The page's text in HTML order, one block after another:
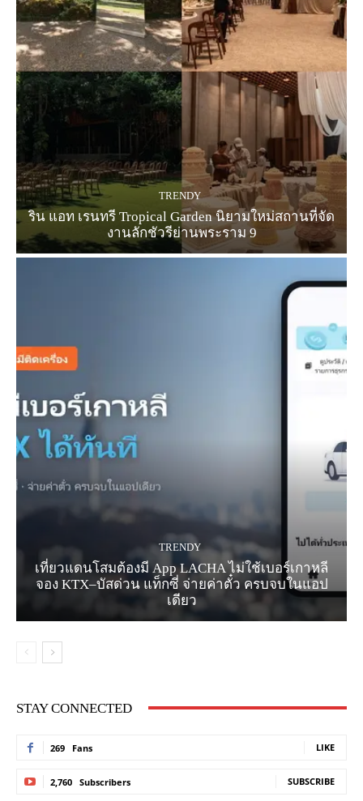
TRENDY
ริน แอท เรนทรี Tropical Garden นิยามใหม่สถานที่จัด
งานลักชัวรีย่านพระราม 9
TRENDY
เที่ยวแดนโสมต้องมี App LACHA ไม่ใช้เบอร์เกาหลี
จอง KTX–บัสด่วน แท็กซี่ จ่ายค่าตั๋ว ครบจบในแอป
เดียว
STAY CONNECTED
269 Fans LIKE
2,760 Subscribers SUBSCRIBE